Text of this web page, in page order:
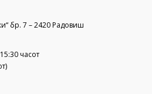
бр. 7 – 2420 Радовиш
часот